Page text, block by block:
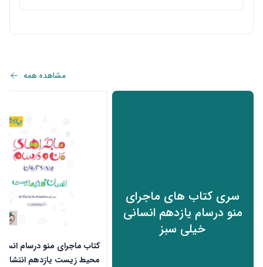
مشاهده همه
سری کتاب های ماجرای
منو درسام یازدهم انسانی
خیلی سبز
کتاب ماجرای منو درسام
محیط زیست یازدهم